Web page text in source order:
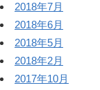
2018年7月
2018年6月
2018年5月
2018年2月
2017年10月